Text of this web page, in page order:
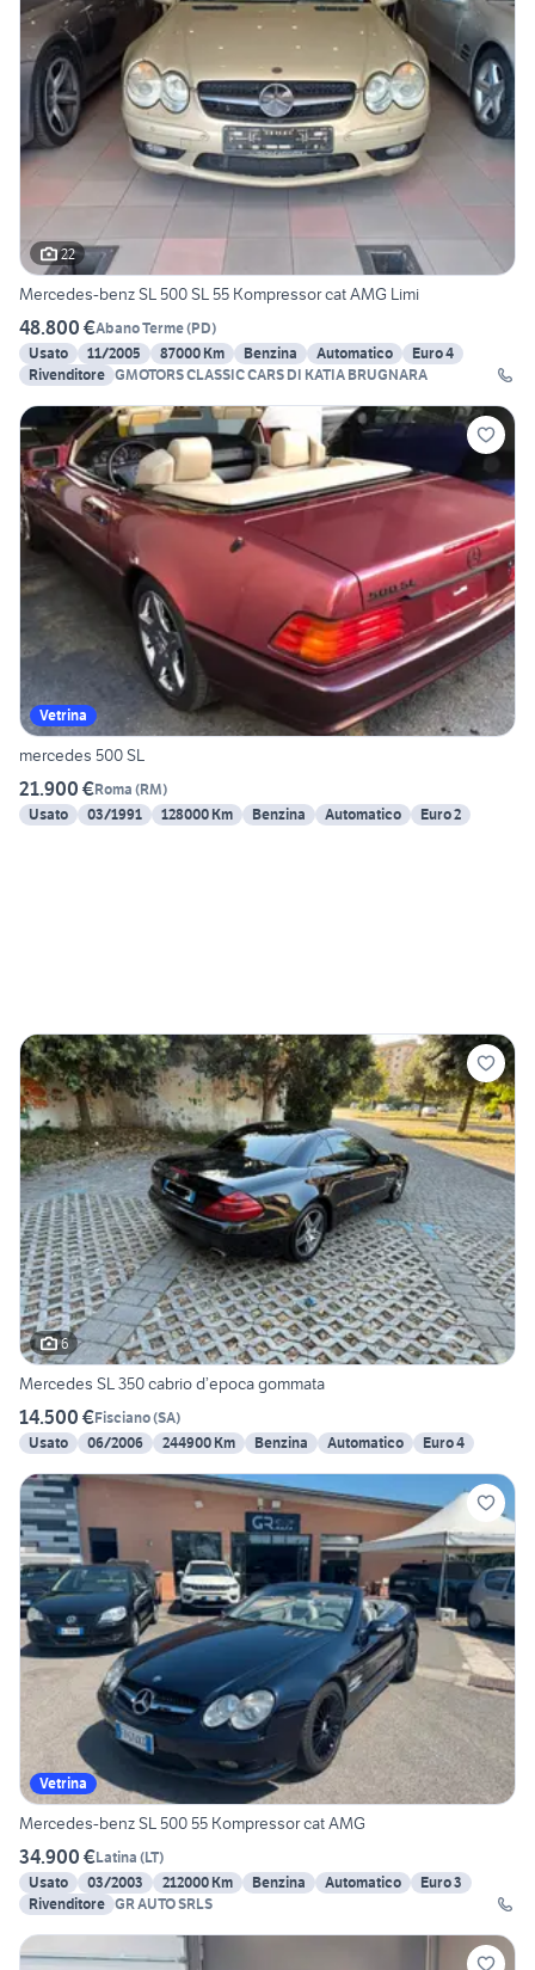
22
Mercedes-benz SL 500 SL 55 Kompressor cat AMG Limi
48.800 €Abano Terme(PD)
Usato
11/2005 87000 Km Benzina Automatico
Euro 4
Rivenditore GMOTORS CLASSIC CARS DI KATIA BRUGNARA
Vetrina
mercedes 500 SL
21.900 €Roma (RM)
Usato
03/1991 128000 Km Benzina Automatico Euro 2
6
Mercedes SL 350 cabrio d’epoca gommata
14.500 €Fisciano(SA)
Usato
06/2006 244900 Km Benzina Automatico Euro 4
Vetrina
Mercedes-benz SL 500 55 Kompressor cat AMG
34.900 €Latina (LT)
Usato
03/2003 212000 Km Benzina Automatico
Euro 3
Rivenditore GR AUTO SRLS